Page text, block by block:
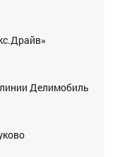
Делимобиль